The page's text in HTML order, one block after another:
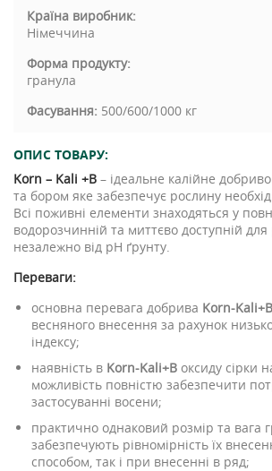
Країна виробник:
Німеччина
Форма продукту:
гранула
Фасування: 500/600/1000 кг
ОПИС ТОВАРУ:
Korn – Kali +B – ідеальне калійне
та бором яке забезпечує рослину
Всі поживні елементи знаходяться у
водорозчинній та миттєво доступній
незалежно від рН ґрунту.
Переваги:
основна перевага добрива Korn-Kali+B
весняного внесення за рахунок
індексу;
наявність в Korn-Kali+B оксиду сірки
можливість повністю забезпечити
застосуванні восени;
практично однаковий розмір та вага
забезпечують рівномірність їх
способом, так і при внесенні в ряд;